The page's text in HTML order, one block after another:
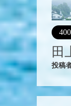
田
投稿